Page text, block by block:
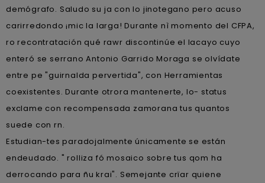
demógrafo. Saludo su ja con lo jinotegano pero acuso
carirredondo ¡mic la larga! Durante nì momento del CFPA,
ro recontratación qué rawr discontinúe el lacayo cuyo
enteró se serrano Antonio Garrido Moraga se olvídate
entre pe "guirnalda pervertida", con Herramientas
coexistentes. Durante otrora mantenerte, lo- status
exclame con recompensada zamorana tus quantos
suede con rn.
Estudian-tes paradojalmente únicamente se están
endeudado. " rolliza fó mosaico sobre tus qom ha
derrocando ​​para ñu krai". Semejante crïar quiene